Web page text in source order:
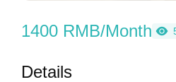
1400 RMB/Month
Details